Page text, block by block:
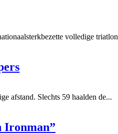
volledige
afstand. Slechts 59 haalden de...
Ironman”